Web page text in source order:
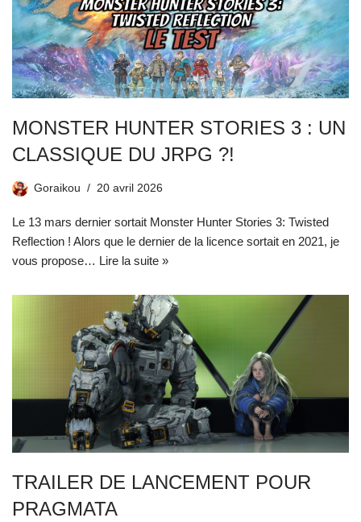
MONSTER HUNTER STORIES 3 : UN
CLASSIQUE DU JRPG ?!
Goraikou 20 avril 2026
Le 13 mars dernier sortait Monster Hunter Stories 3: Twisted
Reflection ! Alors que le dernier de la licence sortait en 2021, je
vous propose… Lire la suite »
TRAILER DE LANCEMENT POUR
PRAGMATA